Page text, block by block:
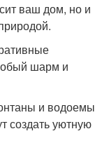
ваш дом, но и
шарм и
и водоемы
создать уютную